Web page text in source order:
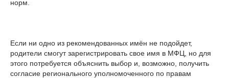
норм.
Если ни одно из рекомендованных имён не подойдет,
родители смогут зарегистрировать свое имя в МФЦ, но для
этого потребуется объяснить выбор и, возможно, получить
согласие регионального уполномоченного по правам